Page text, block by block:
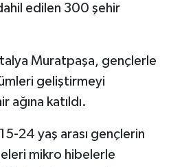
edilen 300 şehir
Muratpaşa, gençlerle
geliştirmeyi
ağına katıldı.
24 yaş arası gençlerin
mikro hibelerle